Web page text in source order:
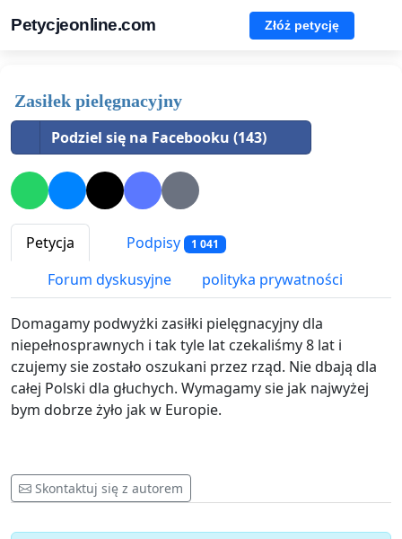
Petycjeonline.com Złóż petycję
Zasiłek pielęgnacyjny
Podziel się na Facebooku (143)
Petycja Podpisy 1 041
Forum dyskusyjne polityka prywatności
Domagamy podwyżki zasiłki pielęgnacyjny dla
niepełnosprawnych i tak tyle lat czekaliśmy 8 lat i
czujemy sie zostało oszukani przez rząd. Nie dbają dla
całej Polski dla głuchych. Wymagamy sie jak najwyżej
bym dobrze żyło jak w Europie.
Skontaktuj się z autorem